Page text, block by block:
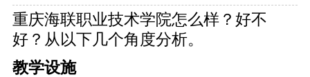
重庆海联职业技术学院怎么样？好不
好？从以下几个角度分析。
教学设施